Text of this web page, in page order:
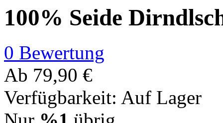
100% Seide
0 Bewertung
Ab 79,90 €
Verfügbarkeit: Auf Lager